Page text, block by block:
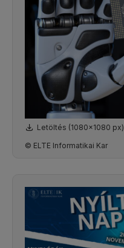
Letöltés (1080x1080 px)
© ELTE Informatikai Kar